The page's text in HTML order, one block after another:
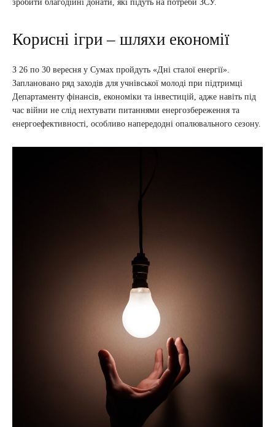
зробити благодійні донати, які підуть на потреби ЗСУ.
Корисні ігри – шляхи економії
З 26 по 30 вересня у Сумах пройдуть «Дні сталої енергії».
Заплановано ряд заходів для учнівської молоді при підтримці
Департаменту фінансів, економіки та інвестицій, адже навіть під
час війни не слід нехтувати питаннями енергозбереження та
енергоефективності, особливо напередодні опалювального сезону.